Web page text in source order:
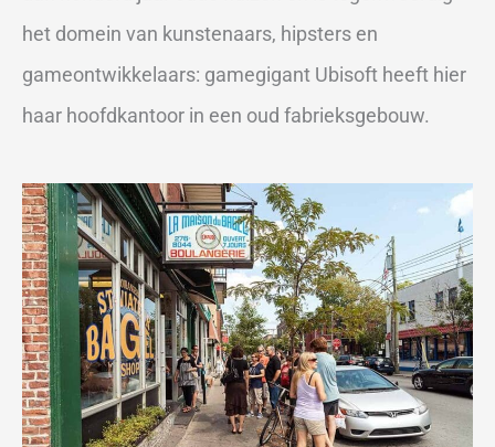
het domein van kunstenaars, hipsters en
gameontwikkelaars: gamegigant Ubisoft heeft hier
haar hoofdkantoor in een oud fabrieksgebouw.